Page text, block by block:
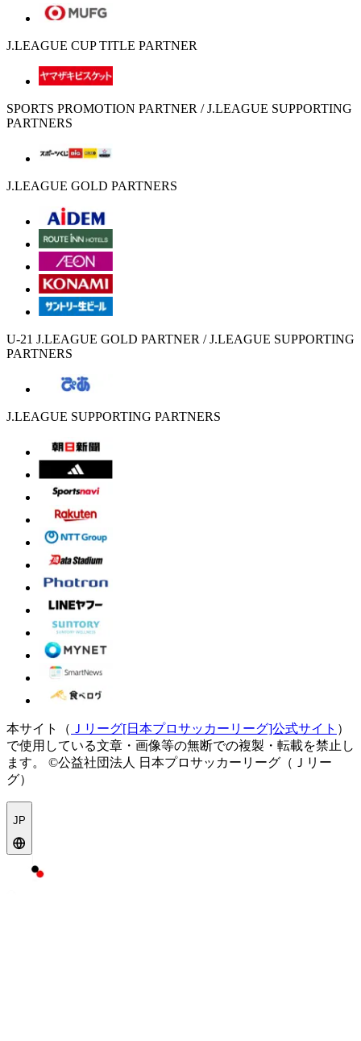
J.LEAGUE CUP TITLE PARTNER
SPORTS PROMOTION PARTNER / J.LEAGUE SUPPORTING
PARTNERS
J.LEAGUE GOLD PARTNERS
U-21 J.LEAGUE GOLD PARTNER / J.LEAGUE SUPPORTING
PARTNERS
J.LEAGUE SUPPORTING PARTNERS
本サイト（ Ｊリーグ[日本プロサッカーリーグ]公式サイト ）
で使用している文章・画像等の無断での複製・転載を禁止し
ます。
©公益社団法人 日本プロサッカーリーグ（Ｊリー
グ）
JP